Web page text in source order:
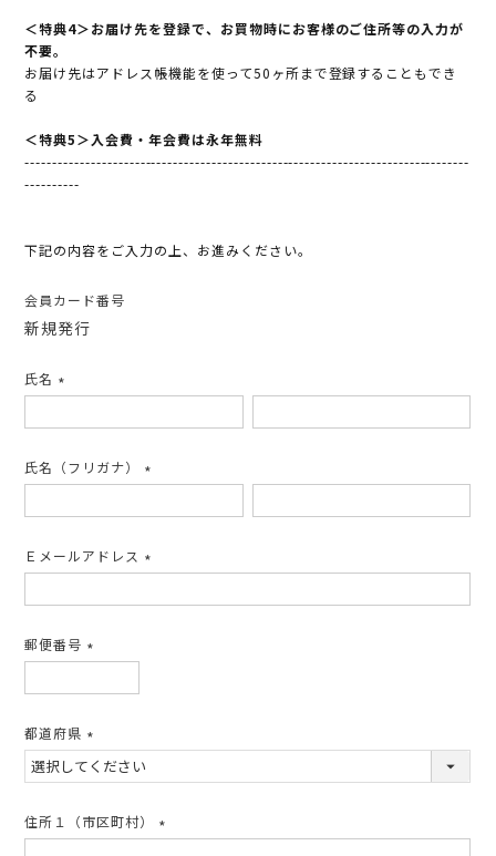
＜特典4＞お届け先を登録で、お買物時にお客様のご住所等の入力が
不要。
お届け先はアドレス帳機能を使って50ヶ所まで登録することもでき
る
＜特典5＞入会費・年会費は永年無料
---------------------------------------------------------------------------------
----------
下記の内容をご入力の上、お進みください。
会員カード番号
新規発行
氏名
須)
氏名（フリガナ）
須)
Ｅメールアドレス
須)
郵便番号
須)
都道府県
(必
須)
住所１（市区町村）